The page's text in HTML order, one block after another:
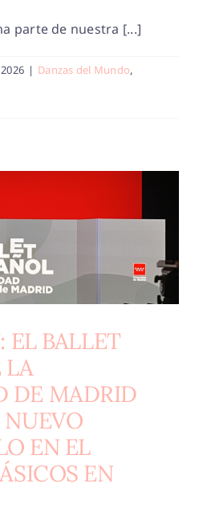
parte de nuestra [...]
| Danzas del Mundo,
EL BALLET
LA
DE MADRID
NUEVO
EN EL
EN